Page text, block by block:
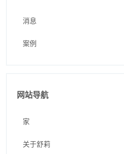
消息
案例
网站导航
家
关于舒莉